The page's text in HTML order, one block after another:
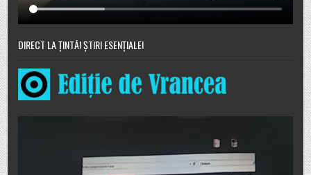
DIRECT LA ȚINTĂ! ȘTIRI ESENȚIALE!